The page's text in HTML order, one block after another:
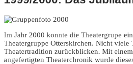
Im Jahr 2000 konnte die Theatergrupe
Theatergruppe Otterskirchen. Nicht viele
Theatertradition zurückblicken. Mit
angefertigten Theaterchronik wurde